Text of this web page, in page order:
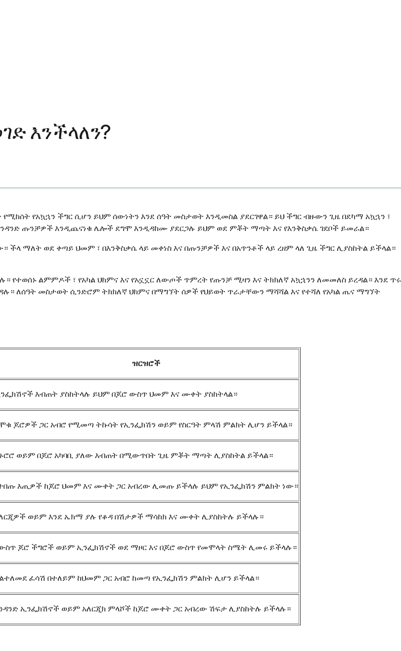
እንችላለን?
የአኳኋን ችግር ሲሆን ይህም ሰውነትን እንደ ሰዓት መስታወት እንዲመስል ያደርገዋል። ይህ ችግር ብዙውን ጊዜ በደካማ አኳኋን ፣
ጡንቻዎች እንዲጨናነቁ ሌሎች ደግሞ እንዲዳከሙ ያደርጋሉ ይህም ወደ ምቾት ማጣት እና የእንቅስቃሴ ገደቦች ይመራል።
ማለት ወደ ቀጣይ ህመም ፣ በእንቅስቃሴ ላይ መቀነስ እና በጡንቻዎች እና በአጥንቶች ላይ ረዘም ላለ ጊዜ ችግር ሊያስከትል ይችላል።
ልምምዶች ፣ የአካል ህክምና እና የአኗኗር ለውጦች ጥምረት የጡንቻ ሚዛን እና ትክክለኛ አኳኋንን ለመመለስ ይረዳል። እንደ ጥሩ
ለሰዓት መስታወት ሲንድሮም ትክክለኛ ህክምና በማግኘት ሰዎች የህይወት ጥራታቸውን ማሻሻል እና የተሻለ የአካል ጤና ማግኘት
ዝርዝሮች
እብጠት ያስከትላሉ ይህም በጆሮ ውስጥ ህመም እና ሙቀት ያስከትላል።
ጆሮዎች ጋር አብሮ የሚመጣ ትኩሳት የኢንፌክሽን ወይም የስርዓት ምላሽ ምልክት ሊሆን ይችላል።
ወይም በጆሮ አካባቢ ያለው እብጠት በሚውጥበት ጊዜ ምቾት ማጣት ሊያስከትል ይችላል።
እጢዎች ከጆሮ ህመም እና ሙቀት ጋር አብረው ሊመጡ ይችላሉ ይህም የኢንፌክሽን ምልክት ነው።
ወይም እንደ ኤክማ ያሉ የቆዳ በሽታዎች ማሳከክ እና ሙቀት ሊያስከትሉ ይችላሉ።
ጆሮ ችግሮች ወይም ኢንፌክሽኖች ወደ ማዞር እና በጆሮ ውስጥ የመሞላት ስሜት ሊመሩ ይችላሉ።
ፈሳሽ በተለይም ከህመም ጋር አብሮ ከመጣ የኢንፌክሽን ምልክት ሊሆን ይችላል።
ኢንፌክሽኖች ወይም አለርጂክ ምላሾች ከጆሮ ሙቀት ጋር አብረው ሽፍታ ሊያስከትሉ ይችላሉ።